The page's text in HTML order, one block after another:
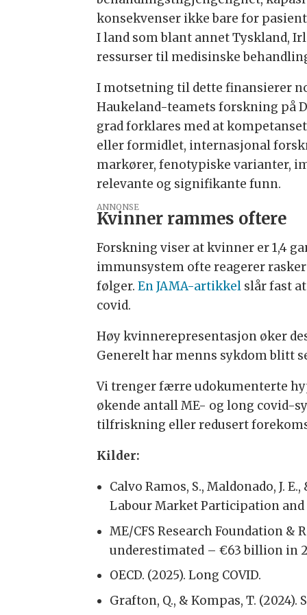
konsekvenser ikke bare for
I land som blant annet Tyskland,
ressurser til medisinske
I motsetning til dette finansierer
Haukeland-teamets forskning på
grad forklares med at
eller formidlet, internasjonal
markører, fenotypiske varianter,
relevante og signifikante funn.
ANNONSE
Kvinner rammes oftere
Forskning viser at kvinner er 1,4
immunsystem ofte reagerer
følger. En JAMA-artikkel slår fast
covid.
Høy kvinnerepresentasjon øker
Generelt har menns sykdom blitt
Vi trenger færre udokumenterte
økende antall ME- og long covid-
tilfriskning eller redusert
Kilder:
Calvo Ramos, S., Maldonado, J.
Labour Market Participation and
ME/CFS Research Foundation &
underestimated – €63 billion in
OECD. (2025). Long COVID.
Grafton, Q., & Kompas, T.